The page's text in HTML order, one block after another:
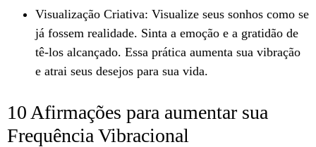
Visualização Criativa: Visualize seus sonhos como se
já fossem realidade. Sinta a emoção e a gratidão de
tê-los alcançado. Essa prática aumenta sua vibração
e atrai seus desejos para sua vida.
10 Afirmações para aumentar sua
Frequência Vibracional